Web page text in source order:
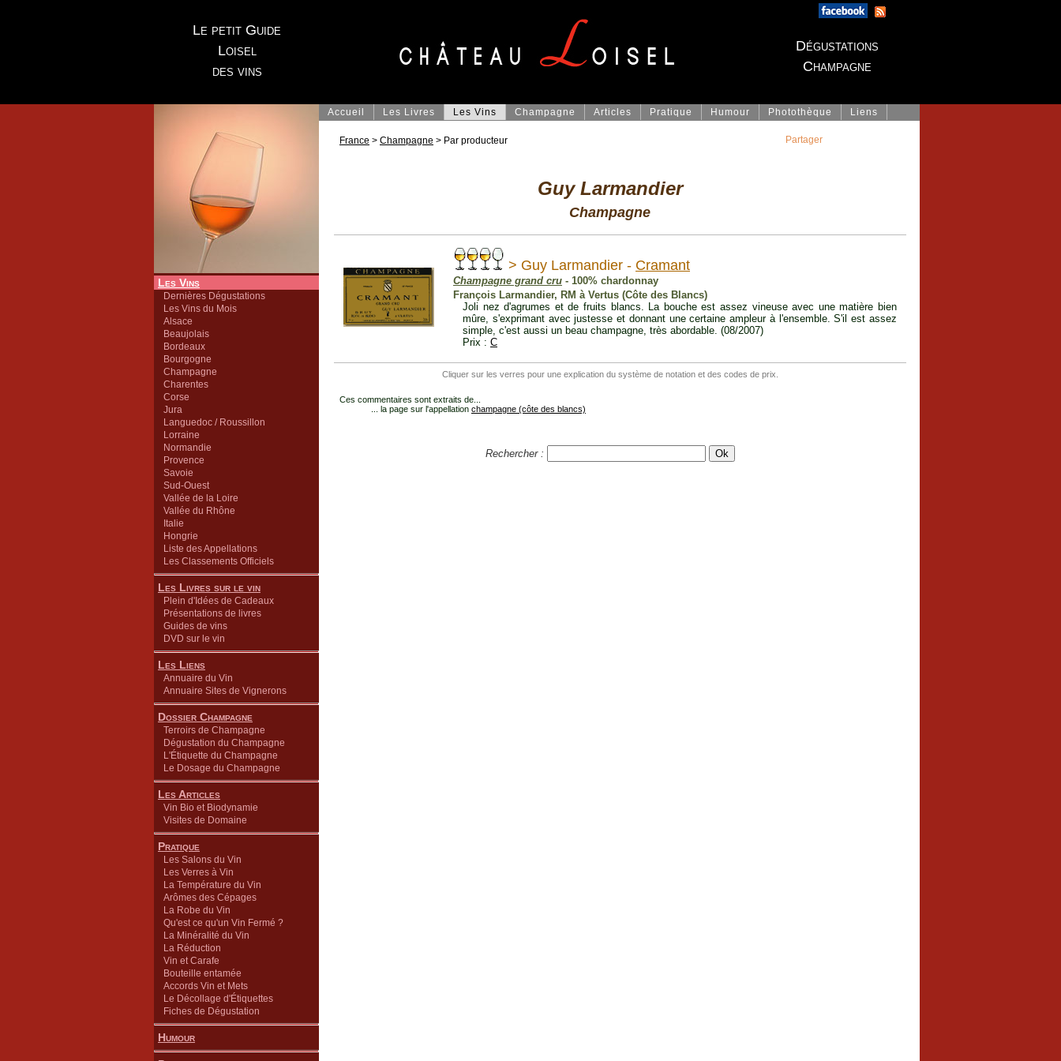
Le petit Guide
Loisel
des vins
Dégustations
Champagne
Les Vins
Dernières Dégustations
Les Vins du Mois
Alsace
Beaujolais
Bordeaux
Bourgogne
Champagne
Charentes
Corse
Jura
Languedoc / Roussillon
Lorraine
Normandie
Provence
Savoie
Sud-Ouest
Vallée de la Loire
Vallée du Rhône
Italie
Hongrie
Liste des Appellations
Les Classements Officiels
Les Livres sur le vin
Plein d'Idées de Cadeaux
Présentations de livres
Guides de vins
DVD sur le vin
Les Liens
Annuaire du Vin
Annuaire Sites de Vignerons
Dossier Champagne
Terroirs de Champagne
Dégustation du Champagne
L'Étiquette du Champagne
Le Dosage du Champagne
Les Articles
Vin Bio et Biodynamie
Visites de Domaine
Pratique
Les Salons du Vin
Les Verres à Vin
La Température du Vin
Arômes des Cépages
La Robe du Vin
Qu'est ce qu'un Vin Fermé ?
La Minéralité du Vin
La Réduction
Vin et Carafe
Bouteille entamée
Accords Vin et Mets
Le Décollage d'Étiquettes
Fiches de Dégustation
Humour
Accueil Les Livres Les Vins Champagne Articles Pratique Humour Photothèque Liens
France > Champagne > Par producteur
Guy Larmandier
Champagne
> Guy Larmandier - Cramant
Champagne grand cru - 100% chardonnay
François Larmandier, RM à Vertus (Côte des Blancs)
Joli nez d'agrumes et de fruits blancs. La bouche est assez vineuse avec une matière bien
mûre, s'exprimant avec justesse et donnant une certaine ampleur à l'ensemble. S'il est assez
simple, c'est aussi un beau champagne, très abordable. (08/2007)
Prix : C
Cliquer sur les verres pour une explication du système de notation et des codes de prix.
Ces commentaires sont extraits de...
... la page sur l'appellation champagne (côte des blancs)
Rechercher :
Partager